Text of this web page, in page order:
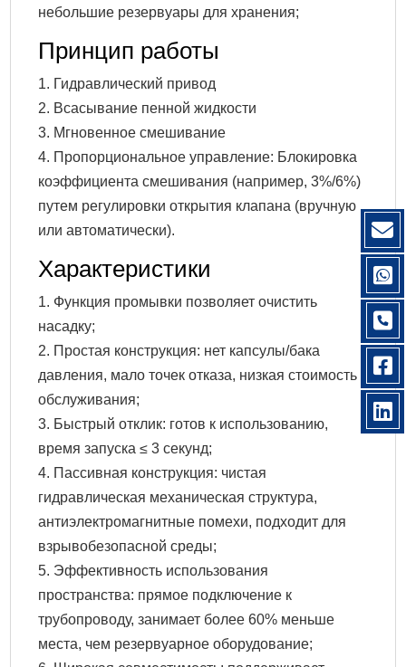
небольшие резервуары для хранения;
Принцип работы
1. Гидравлический привод
2. Всасывание пенной жидкости
3. Мгновенное смешивание
4. Пропорциональное управление: Блокировка
коэффициента смешивания (например, 3%/6%)
путем регулировки открытия клапана (вручную
или автоматически).
Характеристики
1. Функция промывки позволяет очистить
насадку;
2. Простая конструкция: нет капсулы/бака
давления, мало точек отказа, низкая стоимость
обслуживания;
3. Быстрый отклик: готов к использованию,
время запуска ≤ 3 секунд;
4. Пассивная конструкция: чистая
гидравлическая механическая структура,
антиэлектромагнитные помехи, подходит для
взрывобезопасной среды;
5. Эффективность использования
пространства: прямое подключение к
трубопроводу, занимает более 60% меньше
места, чем резервуарное оборудование;